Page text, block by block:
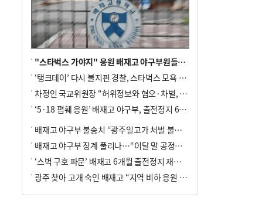
"스타벅스 가야지" 응원 배재고 야구부원들, 학교서 징계 처분
‘탱크데이’ 다시 불지핀 경찰, 스타벅스 모욕 혐의 압수수색
차정인 국교위원장 “허위정보와 혐오·차별, 학교 교실까지 유입"
‘5·18 폄훼 응원’ 배재고 야구부, 출전정지 6개월→1개월 감경
배재고 야구부 불송치 “광주일고가 처벌 불원 의사 표해”
배재고 야구부 징계 풀리나…“이달 말 공정위서 재심의”
‘스벅 구호 파문’ 배재고 6개월 출전정지 재심 신청키로
광주 찾아 고개 숙인 배재고 “지역 비하 응원 잘못”(종합)